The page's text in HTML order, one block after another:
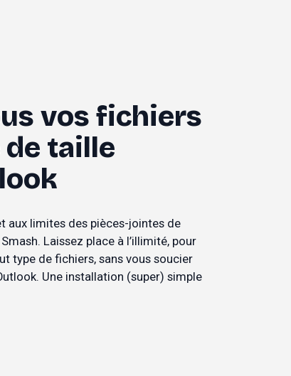
vos fichiers
taille
aux limites des pièces-jointes de
Laissez place à l’illimité, pour
type de fichiers, sans vous soucier
Une installation (super) simple